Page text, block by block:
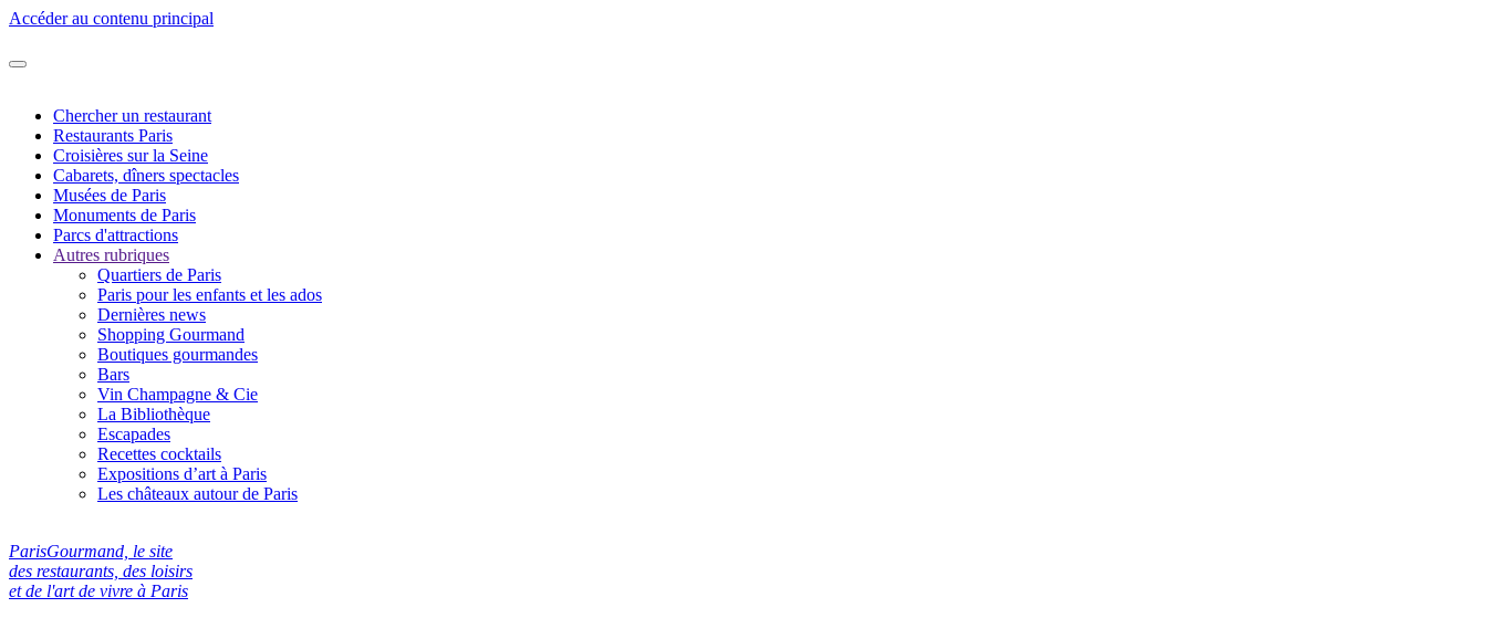
Accéder au contenu principal
Chercher un restaurant
Restaurants Paris
Croisières sur la Seine
Cabarets, dîners spectacles
Musées de Paris
Monuments de Paris
Parcs d'attractions
Autres rubriques
Quartiers de Paris
Paris pour les enfants et les ados
Dernières news
Shopping Gourmand
Boutiques gourmandes
Bars
Vin Champagne & Cie
La Bibliothèque
Escapades
Recettes cocktails
Expositions d’art à Paris
Les châteaux autour de Paris
ParisGourmand, le site
des restaurants, des loisirs
et de l'art de vivre à Paris